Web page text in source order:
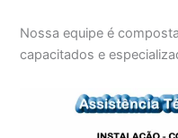
Nossa equipe é
capacitados e